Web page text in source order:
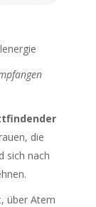
die
sich nach
über Atem